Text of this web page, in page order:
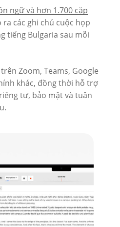
ngữ và hơn 1.700 cặp
ra các ghi chú cuộc họp
tiếng Bulgaria sau mỗi
Zoom, Teams, Google
khác, đồng thời hỗ trợ
tư, bảo mật và tuân